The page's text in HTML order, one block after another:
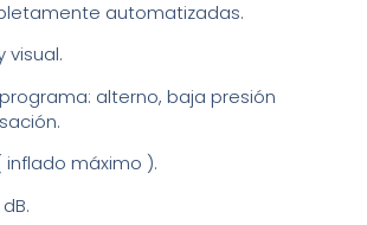
automatizadas.
visual.
alterno, baja presión
máximo ).